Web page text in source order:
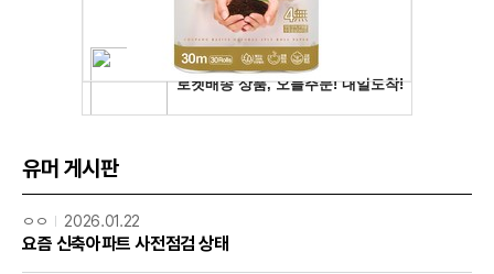
유머 게시판
ㅇㅇ 2026.01.22
요즘 신축아파트 사전점검 상태